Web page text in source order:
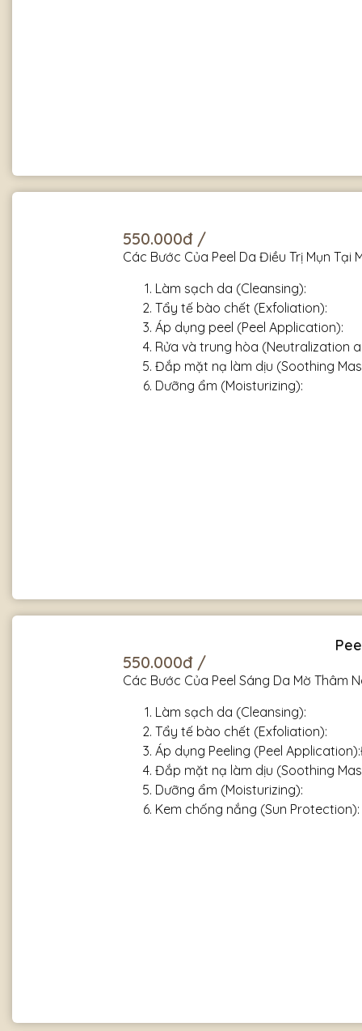
550.000đ /
Các Bước Của Peel Da Điều Trị Mụn Tại
Làm sạch da (Cleansing):
Tẩy tế bào chết (Exfoliation):
Áp dụng peel (Peel Application):
Rửa và trung hòa (Neutralization
Đắp mặt nạ làm dịu (Soothing
Dưỡng ẩm (Moisturizing):
550.000đ /
Các Bước Của Peel Sáng Da Mờ Thâm
Làm sạch da (Cleansing):
Tẩy tế bào chết (Exfoliation):
Áp dụng Peeling (Peel
Đắp mặt nạ làm dịu (Soothing
Dưỡng ẩm (Moisturizing):
Kem chống nắng (Sun Protection):